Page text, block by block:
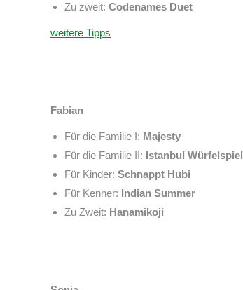
Zu zweit: Codenames Duet
weitere Tipps
Fabian
Für die Familie I: Majesty
Für die Familie II: Istanbul Würfelspiel
Für Kinder: Schnappt Hubi
Für Kenner: Indian Summer
Zu Zweit: Hanamikoji